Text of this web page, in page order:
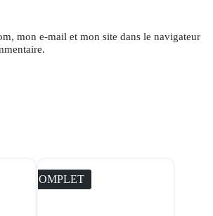
mon e-mail et mon site dans le navigateur
COMPLET